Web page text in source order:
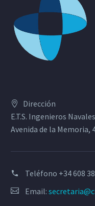
Dirección
E.T.S. Ingenieros Navales
Avenida de la Memoria,
Teléfono +34 608
Email: